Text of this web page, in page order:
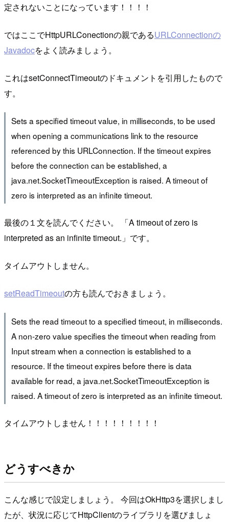
定されないことになっています！！！！
ではここでHttpURLConectionの親であるURLConnectionの
Javadocをよく読みましょう。
これはsetConnectTimeoutのドキュメントを引用したもので
す。
Sets a specified timeout value, in milliseconds, to be used
when opening a communications link to the resource
referenced by this URLConnection. If the timeout expires
before the connection can be established, a
java.net.SocketTimeoutException is raised. A timeout of
zero is interpreted as an infinite timeout.
最後の１文を読んでください。 「A timeout of zero is
interpreted as an infinite timeout.」です。
タイムアウトしません。
setReadTimeoutの方も読んでおきましょう。
Sets the read timeout to a specified timeout, in milliseconds.
A non-zero value specifies the timeout when reading from
Input stream when a connection is established to a
resource. If the timeout expires before there is data
available for read, a java.net.SocketTimeoutException is
raised. A timeout of zero is interpreted as an infinite timeout.
タイムアウトしません！！！！！！！！！
どうすべきか
こんな感じで設定しましょう。 今回はOkHttp3を選択しまし
たが、状況に応じてHttpClientのライブラリを選びましょ